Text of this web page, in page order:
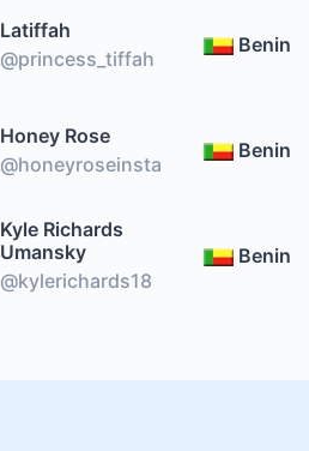
Latiffah
@princess_tiffah
Benin
Honey Rose
@honeyroseinsta
Benin
Kyle Richards
Umansky
@kylerichards18
Benin